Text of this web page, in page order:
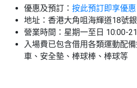
優惠及預訂： 按此預訂即享優惠
地址：香港大角咀海輝道18號
營業時間：星期一至日 10:00-
入場費已包含借用各類運動配
車、安全墊、棒球棒、棒球等